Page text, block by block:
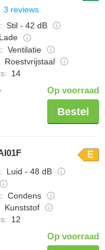
3 reviews
: Stil - 42 dB
: Ventilatie
Roestvrijstaal
: 14
Op voorraad
Bestel
E
: Luid - 48 dB
: Condens
Kunststof
: 12
Op voorraad